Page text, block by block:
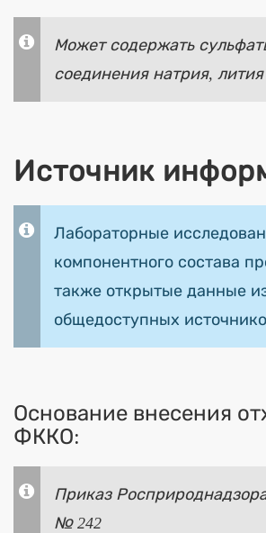
Может содержать
соединения натрия, лития
Источник
Лабораторные
компонентного состава
также открытые данные
общедоступных
Основание внесения
ФККО:
Приказ Росприроднадзора
№ 242